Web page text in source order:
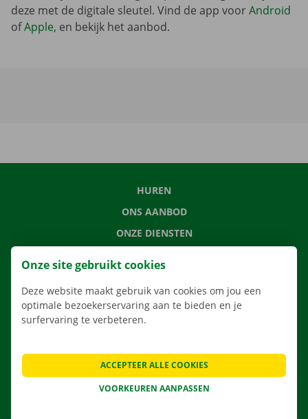
deze met de digitale sleutel. Vind de app voorAndroid
ofApple, en bekijk het aanbod.
HUREN
ONS AANBOD
ONZE DIENSTEN
VERHUISOPLOSSINGEN
CONTACTEER ONS
VEELGESTELDE VRAGEN
Onze site gebruikt cookies
Deze website maakt gebruik van cookies om jou een
optimale bezoekerservaring aan te bieden en je
surfervaring te verbeteren.
VOORKEUREN AANPASSEN
ACCEPTEER ALLE COOKIES